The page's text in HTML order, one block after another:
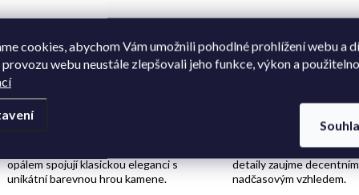
cookies, abychom Vám umožnili pohodlné prohlížení webu a
provozu webu neustále zlepšovali jeho funkce, výkon a
Zlaté náušnice s oválným
modrým opálem
opálem spojují klasickou eleganci s
unikátní barevnou hrou kamene.
Zlatý náramek
Pevný zlatý náramek s
detaily zaujme
nadčasovým vzhledem.